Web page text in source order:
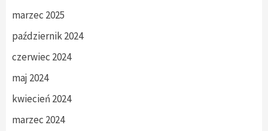
marzec 2025
październik 2024
czerwiec 2024
maj 2024
kwiecień 2024
marzec 2024